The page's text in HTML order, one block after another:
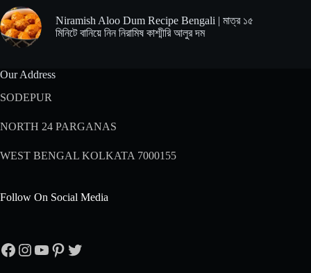
Niramish Aloo Dum Recipe Bengali | মাত্র ১৫
মিনিটে বানিয়ে নিন নিরামিষ কাশ্মীরি আলুর দম
Our Address
SODEPUR
NORTH 24 PARGANAS
WEST BENGAL KOLKATA 7000155
Follow On Social Media
Facebook
Instagram
YouTube
Pinterest
Twitter